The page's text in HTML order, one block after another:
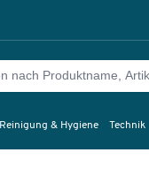
Reinigung & Hygiene Technik